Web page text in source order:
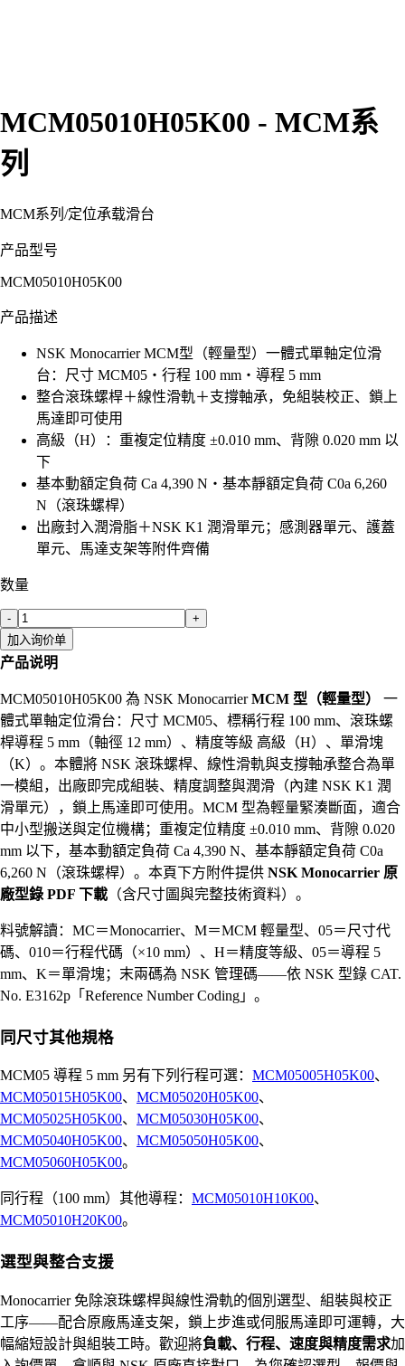
MCM05010H05K00 - MCM系
列
MCM系列 /定位承载滑台
产品型号
MCM05010H05K00
产品描述
NSK Monocarrier MCM型（輕量型）一體式單軸定位滑
台：尺寸 MCM05・行程 100 mm・導程 5 mm
整合滾珠螺桿＋線性滑軌＋支撐軸承，免組裝校正、鎖上
馬達即可使用
高級（H）：重複定位精度 ±0.010 mm、背隙 0.020 mm 以
下
基本動額定負荷 Ca 4,390 N・基本靜額定負荷 C0a 6,260
N（滾珠螺桿）
出廠封入潤滑脂＋NSK K1 潤滑單元；感測器單元、護蓋
單元、馬達支架等附件齊備
数量
-
+
加入询价单
产品说明
MCM05010H05K00 為 NSK MonocarrierMCM 型（輕量型）
一
體式單軸定位滑台：尺寸 MCM05、標稱行程 100 mm、滾珠螺
桿導程 5 mm（軸徑 12 mm）、精度等級 高級（H）、單滑塊
（K）。本體將 NSK 滾珠螺桿、線性滑軌與支撐軸承整合為單
一模組，出廠即完成組裝、精度調整與潤滑（內建 NSK K1 潤
滑單元），鎖上馬達即可使用。MCM 型為輕量緊湊斷面，適合
中小型搬送與定位機構；重複定位精度 ±0.010 mm、背隙 0.020
mm 以下，基本動額定負荷 Ca 4,390 N、基本靜額定負荷 C0a
6,260 N（滾珠螺桿）。本頁下方附件提供 NSK Monocarrier 原
廠型錄 PDF 下載 （含尺寸圖與完整技術資料）。
料號解讀：MC＝Monocarrier、M＝MCM 輕量型、05＝尺寸代
碼、010＝行程代碼（×10 mm）、H＝精度等級、05＝導程 5
mm、K＝單滑塊；末兩碼為 NSK 管理碼——依 NSK 型錄 CAT.
No. E3162p「Reference Number Coding」。
同尺寸其他規格
MCM05 導程 5 mm 另有下列行程可選： MCM05005H05K00、
MCM05015H05K00、 MCM05020H05K00、
MCM05025H05K00、 MCM05030H05K00、
MCM05040H05K00、 MCM05050H05K00、
MCM05060H05K00。
同行程（100 mm）其他導程： MCM05010H10K00、
MCM05010H20K00。
選型與整合支援
Monocarrier 免除滾珠螺桿與線性滑軌的個別選型、組裝與校正
工序——配合原廠馬達支架，鎖上步進或伺服馬達即可運轉，大
幅縮短設計與組裝工時。歡迎將負載、行程、速度與精度需求加